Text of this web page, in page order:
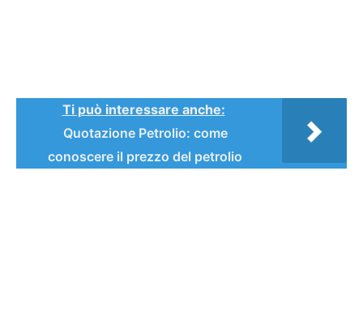
Ti può interessare anche:
Quotazione Petrolio: come
conoscere il prezzo del petrolio